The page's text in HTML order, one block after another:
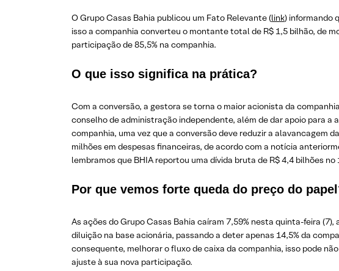
O Grupo Casas Bahia publicou um Fato Relevante (link) informando
isso a companhia converteu o montante total de R$ 1,5 bilhão, de
participação de 85,5% na companhia.
O que isso significa na prática?
Com a conversão, a gestora se torna o maior acionista da
conselho de administração independente, além de dar apoio para a
companhia, uma vez que a conversão deve reduzir a alavancagem
milhões em despesas financeiras, de acordo com a notícia
lembramos que BHIA reportou uma dívida bruta de R$ 4,4 bilhões
Por que vemos forte queda do preço do
As ações do Grupo Casas Bahia caíram 7,59% nesta quinta-feira
diluição na base acionária, passando a deter apenas 14,5% da
consequente, melhorar o fluxo de caixa da companhia, isso pode
ajuste à sua nova participação.